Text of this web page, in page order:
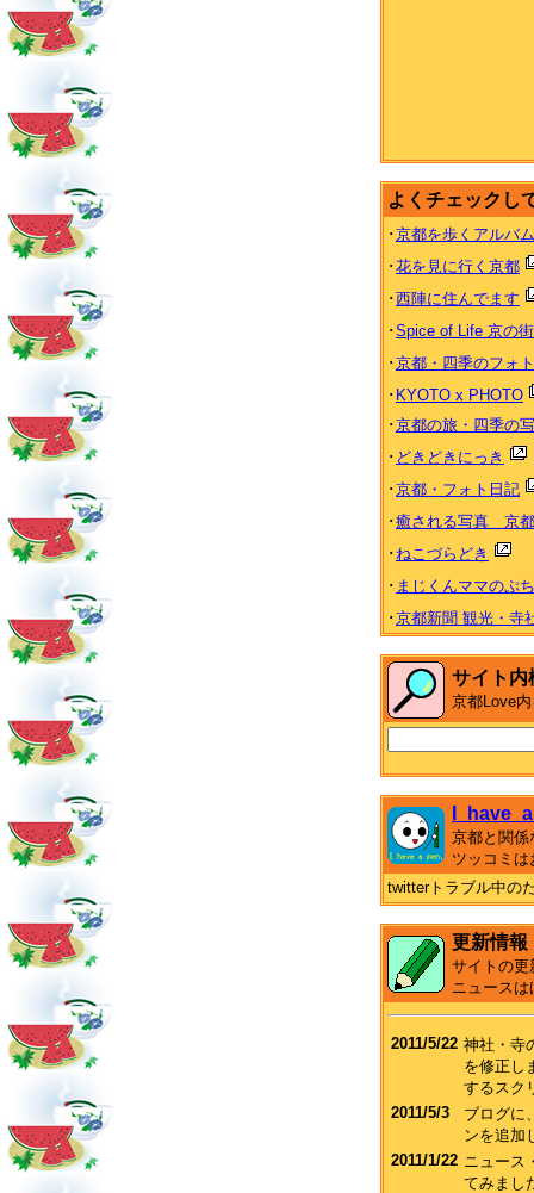
よくチェックし
･京都を歩くアルバム
･花を見に行く京都
･西陣に住んでます
･Spice of Life 京の
･京都・四季のフォ
･ KYOTO x PHOTO
･京都の旅・四季の
･ どきどきにっき
･京都・フォト日記
･癒される写真 京
･ねこづらどき
･ まじくんママのぷ
･京都新聞 観光・寺
サイト内
京都Love
京都と関係
ツッコミ
twitterトラブル中の
更新情報
サイトの更
ニュース
2011/5/22 神社・寺
を修正し
するスク
2011/5/3
ブログに
ンを追加
2011/1/22 ニュース
てみまし